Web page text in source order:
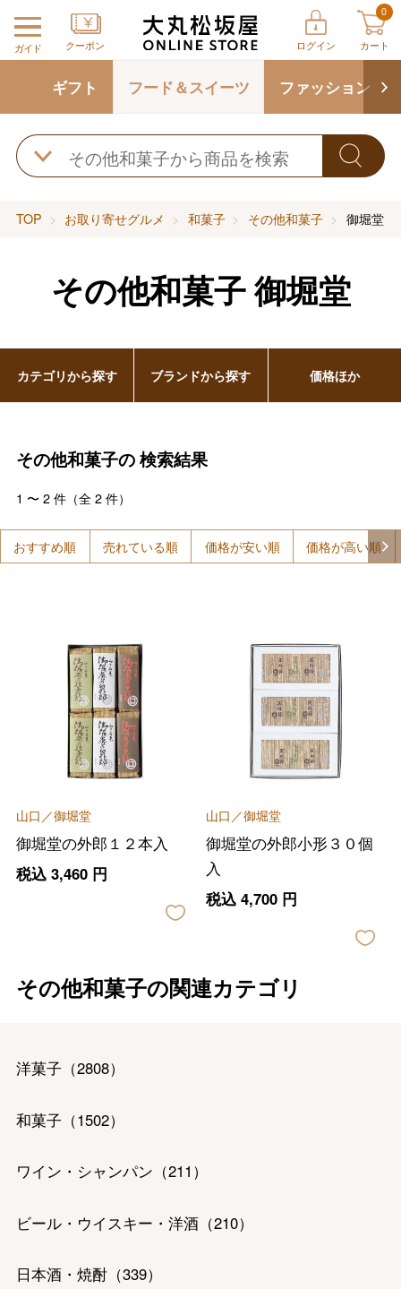
ガイド クーポン ログイン
0
カート
ギフト フード＆スイーツ ファッション
TOP お取り寄せグルメ 和菓子 その他和菓子 御堀堂
その他和菓子 御堀堂
その他和菓子の検索結果
1 〜 2件（全 2件）
おすすめ順 売れている順 価格が安い順 価格が高い順
山口／御堀堂
御堀堂の外郎１２本入
税込 3,460円
山口／御堀堂
御堀堂の外郎小形３０個
入
税込 4,700円
その他和菓子の関連カテゴリ
洋菓子 （2808）
和菓子 （1502）
ワイン・シャンパン （211 ）
ビール・ウイスキー・洋酒（210）
日本酒・焼酎（339）
カテゴリから探す ブランドから探す 価格ほか